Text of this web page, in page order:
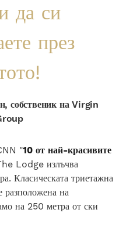
да си
през
собственик на Virgin
"10 от най-красивите
Lodge излъчва
Класическата триетажна
разположена на
на 250 метра от ски